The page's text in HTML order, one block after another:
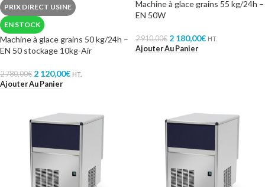
PRIX DIRECT USINE
EN STOCK
Machine à glace grains 50 kg/24h –
EN 50 stockage 10kg-Air
2 780,00€ 2 120,00€ HT.
Ajouter Au Panier
Machine à glace grains 55 kg/24h –
EN 50W
2 910,00€ 2 180,00€ HT.
Ajouter Au Panier